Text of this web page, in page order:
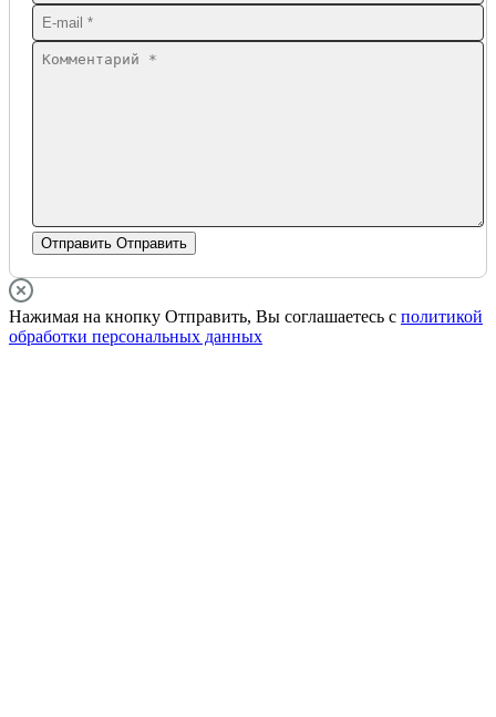
Отправить Отправить
Нажимая на кнопку Отправить, Вы соглашаетесь с политикой
обработки персональных данных